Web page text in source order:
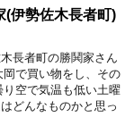
(伊勢佐木長者町)
長者町の勝鬨家さん
で買い物をし、その
空で気温も低い土曜
どんなものかと思っ